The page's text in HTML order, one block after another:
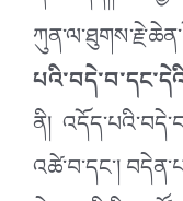
ནི།
འཚེ་བ་དང་།